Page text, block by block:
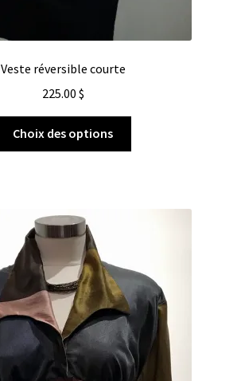
Veste réversible courte
225.00 $
Choix des options